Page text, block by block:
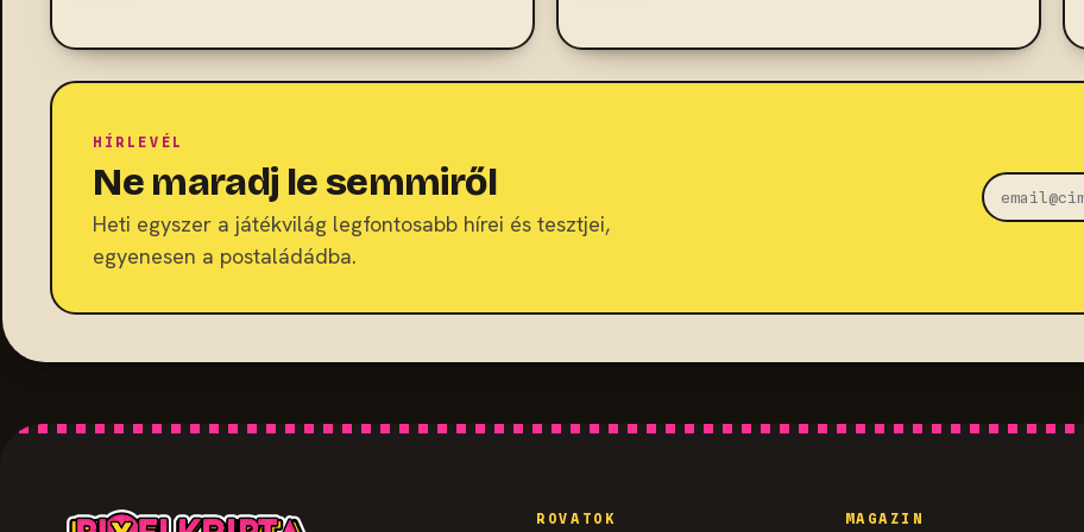
HÍRLEVÉL
Ne maradj le semmiről
Heti egyszer a játékvilág legfontosabb hírei és tesztjei,
egyenesen a postaládádba.
ROVATOK MAGAZIN